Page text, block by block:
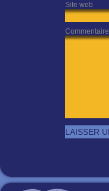
Site web
Commentaire